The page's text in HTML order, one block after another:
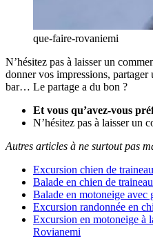
que-faire-rovaniemi
N’hésitez pas à laisser un
donner vos impressions, partager
bar… Le partage a du bon ?
Et vous qu’avez-vous
N’hésitez pas à laisser un
Autres articles à ne surtout pas
Excursion chien de
Balade en chien de
Balade en motoneige avec
Excursion randonnée en
Excursion en motoneige à
Rovianemi